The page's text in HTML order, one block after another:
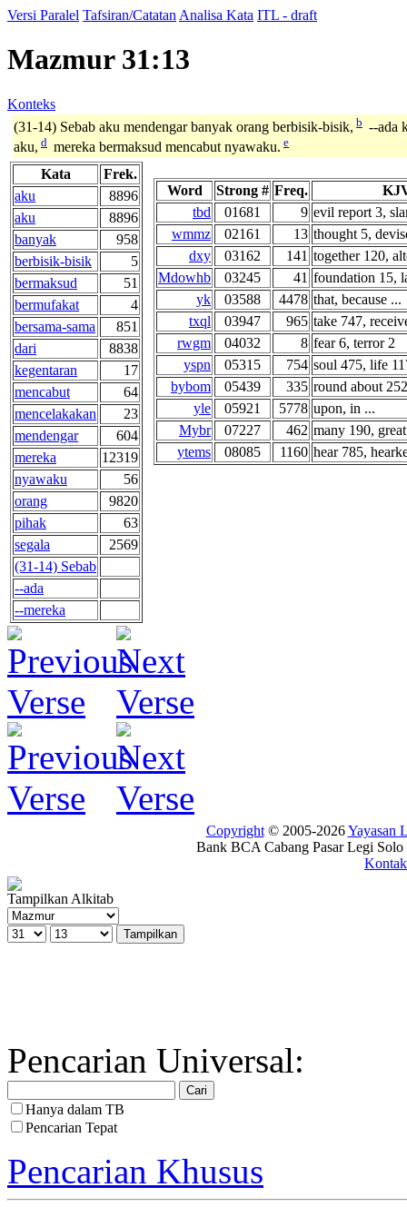
Versi Paralel Tafsiran/Catatan Analisa Kata ITL - draft
Mazmur 31:13
Konteks
(31-14) Sebab aku mendengar banyak orang berbisik-bisik, b --ada
aku, d mereka bermaksud mencabut nyawaku. e
Kata
Frek.
aku
8896
aku
8896
banyak
958
berbisik-bisik
5
bermaksud
51
bermufakat
4
bersama-sama
851
dari
8838
kegentaran
17
mencabut
64
mencelakakan
23
mendengar
604
mereka
12319
nyawaku
56
orang
9820
pihak
63
segala
2569
(31-14) Sebab
--ada
--mereka
Word Strong # Freq.
tbd
01681 9 evil report 3,
wmmz
02161 13 thought 5,
dxy
03162 141 together 120,
Mdowhb
03245 41 foundation 15,
yk
03588 4478 that, because ...
txql
03947 965 take 747,
rwgm
04032 8 fear 6, terror 2
yspn
05315 754 soul 475, life
bybom
05439 335 round about
yle
05921 5778 upon, in ...
Mybr
07227 462 many 190,
ytems
08085 1160 hear 785,
Copyright© 2005-2026Yayasan
Bank BCA Cabang Pasar Legi
Kontak
Tampilkan Alkitab
Pencarian Universal:
Hanya dalam TB
Pencarian Tepat
Pencarian Khusus